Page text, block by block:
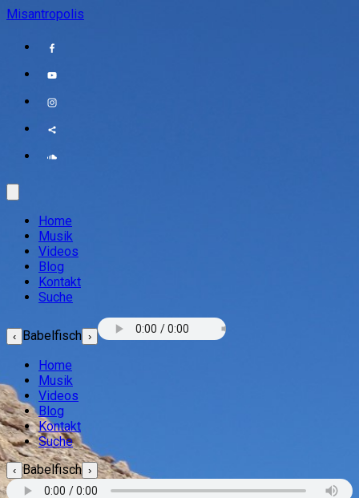
Misantropolis
Home
Musik
Videos
Blog
Kontakt
Suche
‹ Babelfisch ›
Home
Musik
Videos
Blog
Kontakt
Suche
‹ Babelfisch ›